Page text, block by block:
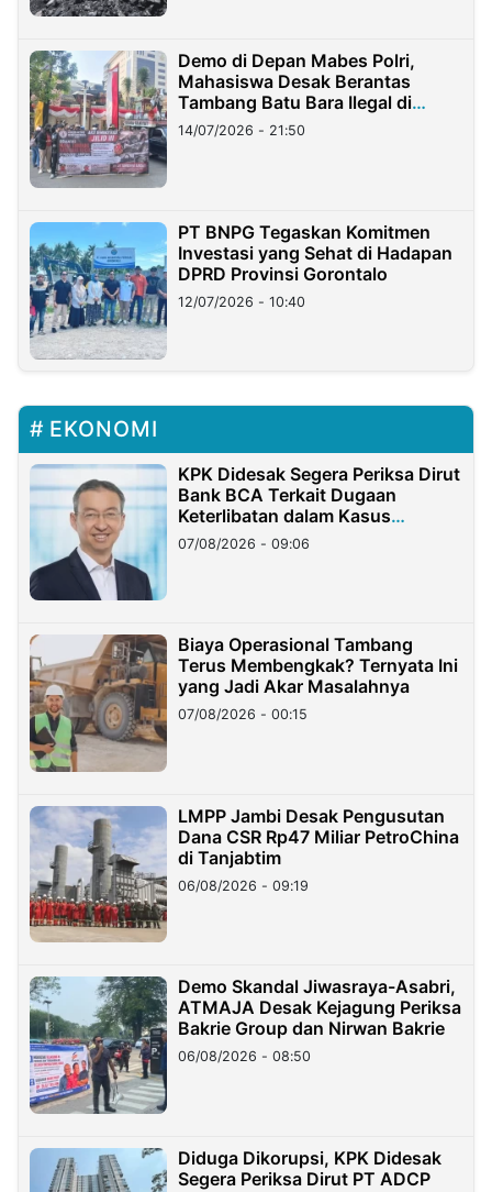
Demo di Depan Mabes Polri,
Mahasiswa Desak Berantas
Tambang Batu Bara Ilegal di
Lampung
14/07/2026 - 21:50
PT BNPG Tegaskan Komitmen
Investasi yang Sehat di Hadapan
DPRD Provinsi Gorontalo
12/07/2026 - 10:40
EKONOMI
KPK Didesak Segera Periksa Dirut
Bank BCA Terkait Dugaan
Keterlibatan dalam Kasus
Hilangnya Dana Nasabah Rp2,58
Miliar
07/08/2026 - 09:06
Biaya Operasional Tambang
Terus Membengkak? Ternyata Ini
yang Jadi Akar Masalahnya
07/08/2026 - 00:15
LMPP Jambi Desak Pengusutan
Dana CSR Rp47 Miliar PetroChina
di Tanjabtim
06/08/2026 - 09:19
Demo Skandal Jiwasraya-Asabri,
ATMAJA Desak Kejagung Periksa
Bakrie Group dan Nirwan Bakrie
06/08/2026 - 08:50
Diduga Dikorupsi, KPK Didesak
Segera Periksa Dirut PT ADCP